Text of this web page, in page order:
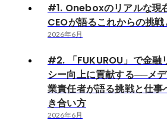
#1. Oneboxのリアルな現
CEOが語るこれからの挑
2026年6月
#2. 「FUKUROU」で金融
シー向上に貢献する──メ
業責任者が語る挑戦と仕事
き合い方
2026年6月